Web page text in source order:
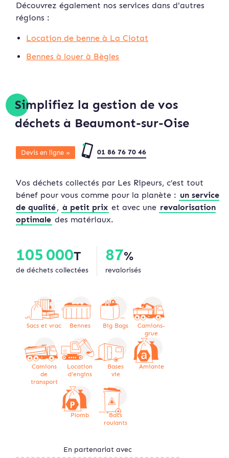
Découvrez également nos services dans d'autres
régions :
Location de benne à La Ciotat
Bennes à louer à Bègles
Simplifiez la gestion de vos
déchets à Beaumont-sur-Oise
Devis en ligne » 01 86 76 70 46
Vos déchets collectés par Les Ripeurs, c’est tout
bénef pour vous comme pour la planète : un service
de qualité, à petit prix et avec une revalorisation
optimale des matériaux.
105 000T
de déchets collectées
87%
revalorisés
Sacs et vrac Bennes Big Bags
Camions-
grue
Camions
de
transport
Location
d'engins
Bases
vie
Amiante
Plomb
Bacs
roulants
En partenariat avec